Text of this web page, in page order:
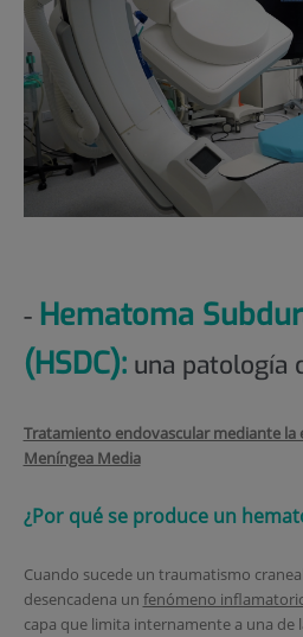
- Hematoma
(HSDC):una patología
Tratamiento endovascular mediante la
Meníngea Media
¿Por qué se produce un
Cuando sucede un traumatismo
desencadena un fenómeno
capa que limita internamente a una de